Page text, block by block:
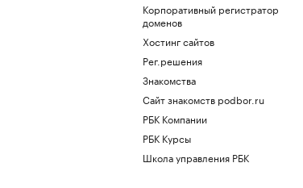
Корпоративный регистратор
доменов
Хостинг сайтов
Рег.решения
Знакомства
Сайт знакомств podbor.ru
РБК Компании
РБК Курсы
Школа управления РБК